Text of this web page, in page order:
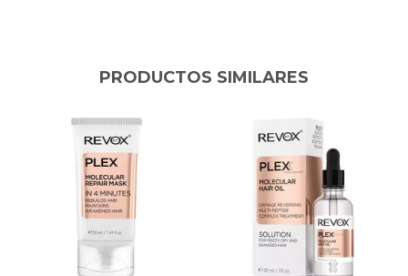
PRODUCTOS SIMILARES